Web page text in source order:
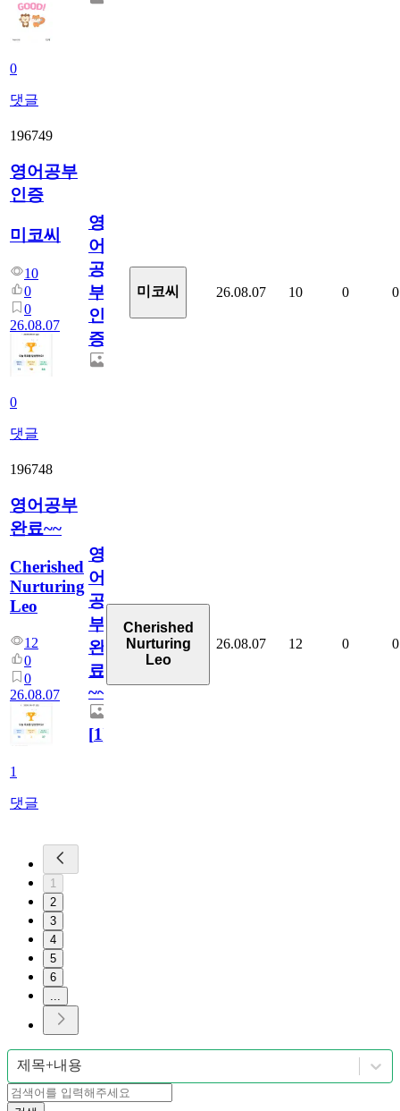
0
댓글
196749
영어공부
인증
미코씨
10
0
0
26.08.07
0
댓글
영
어
공
부
인
증
미코씨 26.08.07 10 0 0
196748
영어공부
완료~~
Cherished
Nurturing
Leo
12
0
0
26.08.07
1
댓글
영
어
공
부
완
료
~~
[1]
Cherished
Nurturing
Leo
26.08.07 12 0 0
1
2
3
4
5
6
제목+내용